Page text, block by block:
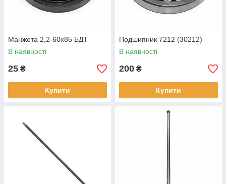
Манжета 2,2-60х85 БДТ
В наявності
25 ₴
Купити
Подшипник 7212 (30212)
В наявності
200 ₴
Купити